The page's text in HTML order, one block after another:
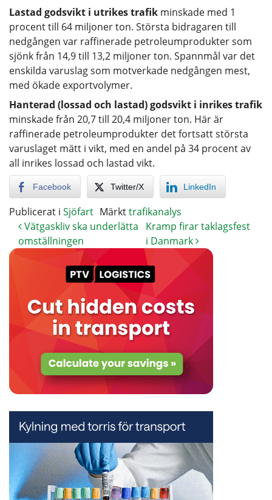
Lastad godsvikt i utrikes trafik minskade med 1
procent till 64 miljoner ton. Största bidragaren till
nedgången var raffinerade petroleumprodukter som
sjönk från 14,9 till 13,2 miljoner ton. Spannmål var det
enskilda varuslag som motverkade nedgången mest,
med ökade exportvolymer.
Hanterad (lossad och lastad) godsvikt i inrikes trafik
minskade från 20,7 till 20,4 miljoner ton. Här är
raffinerade petroleumprodukter det fortsatt största
varuslaget mätt i vikt, med en andel på 34 procent av
all inrikes lossad och lastad vikt.
Facebook Twitter/X LinkedIn
Publicerat i Sjöfart Märkttrafikanalys
Vätgaskliv ska underlätta
omställningen
Kramp firar taklagsfest
i Danmark